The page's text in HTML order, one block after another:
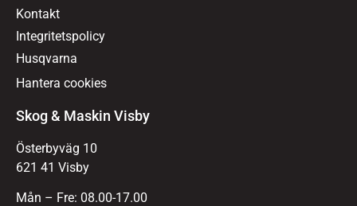
Kontakt
Integritetspolicy
Husqvarna
Hantera cookies
Skog & Maskin Visby
Österbyväg 10
621 41 Visby
Mån – Fre: 08.00-17.00